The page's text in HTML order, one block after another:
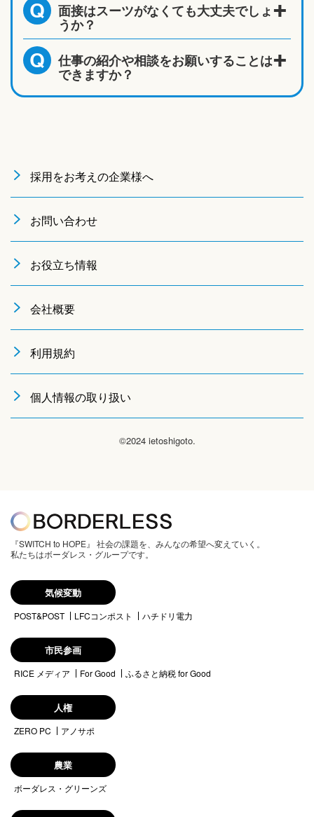
Q 面接はスーツがなくても大丈夫でしょ
うか？
Q 仕事の紹介や相談をお願いすることは
できますか？
採用をお考えの企業様へ
お問い合わせ
お役立ち情報
会社概要
利用規約
個人情報の取り扱い
©2024 ietoshigoto.
『SWITCH to HOPE』 社会の課題を、みんなの希望へ変えていく。
私たちはボーダレス・グループです。
気候変動
POST&POST LFCコンポスト ハチドリ電力
市民参画
RICE メディア For Good ふるさと納税 for Good
人権
ZERO PC アノサポ
農業
ボーダレス・グリーンズ